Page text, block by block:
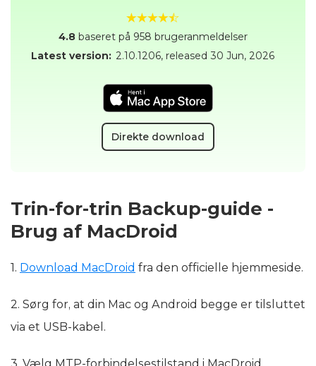
4.8 baseret på 958 brugeranmeldelser
Latest version: 2.10.1206, released 30 Jun, 2026
Direkte download
Trin-for-trin Backup-guide -
Brug af MacDroid
1. Download MacDroid fra den officielle hjemmeside.
2. Sørg for, at din Mac og Android begge er tilsluttet
via et USB-kabel.